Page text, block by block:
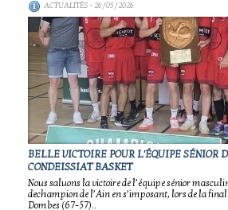
ACTUALITÉS- 26/05/2026
BELLE VICTOIRE POUR L'ÉQUIPE SÉNIOR
CONDEISSIAT BASKET
Nous saluons la victoire de l’équipe sénior
dechampion de l’Ain en s’imposant, lors de la
Dombes (67-57)..